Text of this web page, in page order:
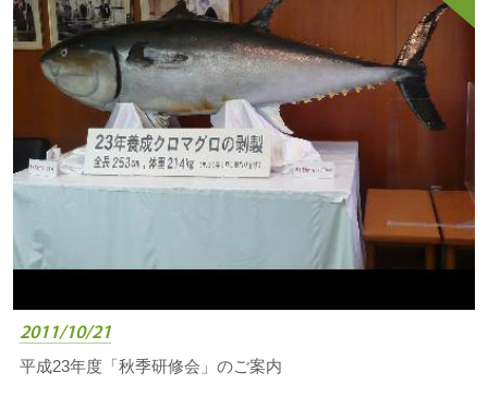
2011/10/21
平成23年度「秋季研修会」のご案内